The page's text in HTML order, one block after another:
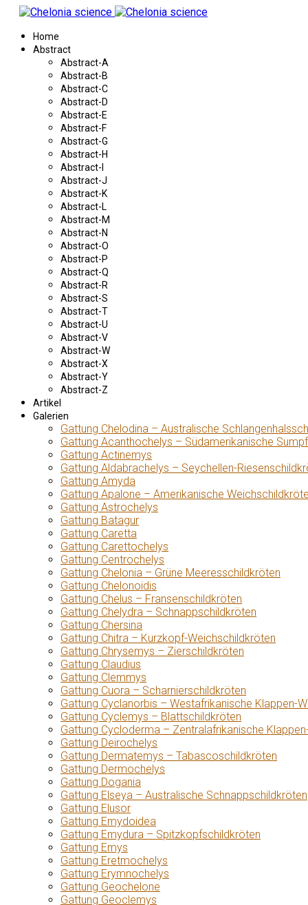
Home
Abstract
Abstract-A
Abstract-B
Abstract-C
Abstract-D
Abstract-E
Abstract-F
Abstract-G
Abstract-H
Abstract-I
Abstract-J
Abstract-K
Abstract-L
Abstract-M
Abstract-N
Abstract-O
Abstract-P
Abstract-Q
Abstract-R
Abstract-S
Abstract-T
Abstract-U
Abstract-V
Abstract-W
Abstract-X
Abstract-Y
Abstract-Z
Artikel
Galerien
Gattung Chelodina – Australische
Gattung Acanthochelys – Südamerikanische
Gattung Actinemys
Gattung Aldabrachelys – Seychellen-
Gattung Amyda
Gattung Apalone – Amerikanische
Gattung Astrochelys
Gattung Batagur
Gattung Caretta
Gattung Carettochelys
Gattung Centrochelys
Gattung Chelonia – Grüne Meeresschildkröten
Gattung Chelonoidis
Gattung Chelus – Fransenschildkröten
Gattung Chelydra – Schnappschildkröten
Gattung Chersina
Gattung Chitra – Kurzkopf-Weichschildkröten
Gattung Chrysemys – Zierschildkröten
Gattung Claudius
Gattung Clemmys
Gattung Cuora – Scharnierschildkröten
Gattung Cyclanorbis – Westafrikanische Klappen-
Gattung Cyclemys – Blattschildkröten
Gattung Cycloderma – Zentralafrikanische
Gattung Deirochelys
Gattung Dermatemys – Tabascoschildkröten
Gattung Dermochelys
Gattung Dogania
Gattung Elseya – Australische Schnappschildkröten
Gattung Elusor
Gattung Emydoidea
Gattung Emydura – Spitzkopfschildkröten
Gattung Emys
Gattung Eretmochelys
Gattung Erymnochelys
Gattung Geochelone
Gattung Geoclemys